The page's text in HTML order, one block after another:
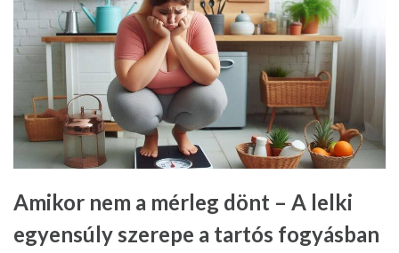
Amikor nem a mérleg dönt – A lelki
egyensúly szerepe a tartós fogyásban